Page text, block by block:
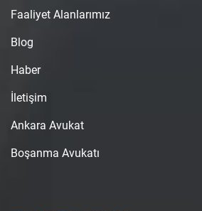
Faaliyet Alanlarımız
Blog
Haber
İletişim
Ankara Avukat
Boşanma Avukatı